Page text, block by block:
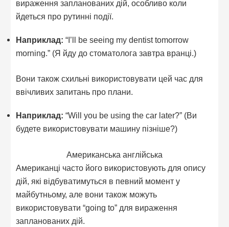
вираження запланованих дій, особливо коли
йдеться про рутинні події.
Наприклад: “I’ll be seeing my dentist tomorrow
morning.” (Я йду до стоматолога завтра вранці.)
Вони також схильні використовувати цей час для
ввічливих запитань про плани.
Наприклад: “Will you be using the car later?” (Ви
будете використовувати машину пізніше?)
Американська англійська
Американці часто його використовують для опису
дій, які відбуватимуться в певний момент у
майбутньому, але вони також можуть
використовувати “going to” для вираження
запланованих дій.